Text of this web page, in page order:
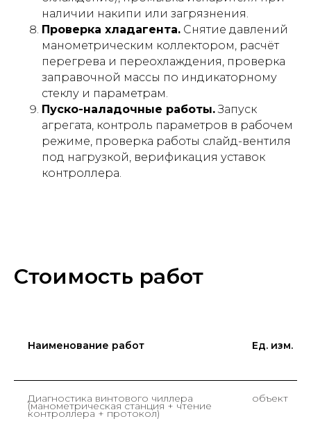
наличии накипи или загрязнения.
Проверка хладагента. Снятие давлений
манометрическим коллектором, расчёт
перегрева и переохлаждения, проверка
заправочной массы по индикаторному
стеклу и параметрам.
Пуско-наладочные работы.Запуск
агрегата, контроль параметров в рабочем
режиме, проверка работы слайд-вентиля
под нагрузкой, верификация уставок
контроллера.
Стоимость работ
Наименование работ Ед. изм.
Диагностика винтового чиллера
(манометрическая станция + чтение
контроллера + протокол)
объект